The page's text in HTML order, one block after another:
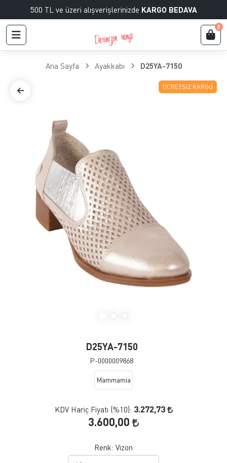
500 TL ve üzeri alışverişlerinizde KARGO BEDAVA
0
Ana Sayfa Ayakkabı D25YA-7150
ÜCRETSIZ KARGO
D25YA-7150
P-0000009868
Mammamia
KDV Hariç Fiyatı (%10): 3.272,73
3.600,00
Renk: Vizon